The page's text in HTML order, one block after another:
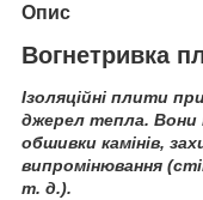
Опис
Вогнетривка
Ізоляційні плити
джерел тепла. Вони
обшивки камінів,
випромінювання
т. д.).